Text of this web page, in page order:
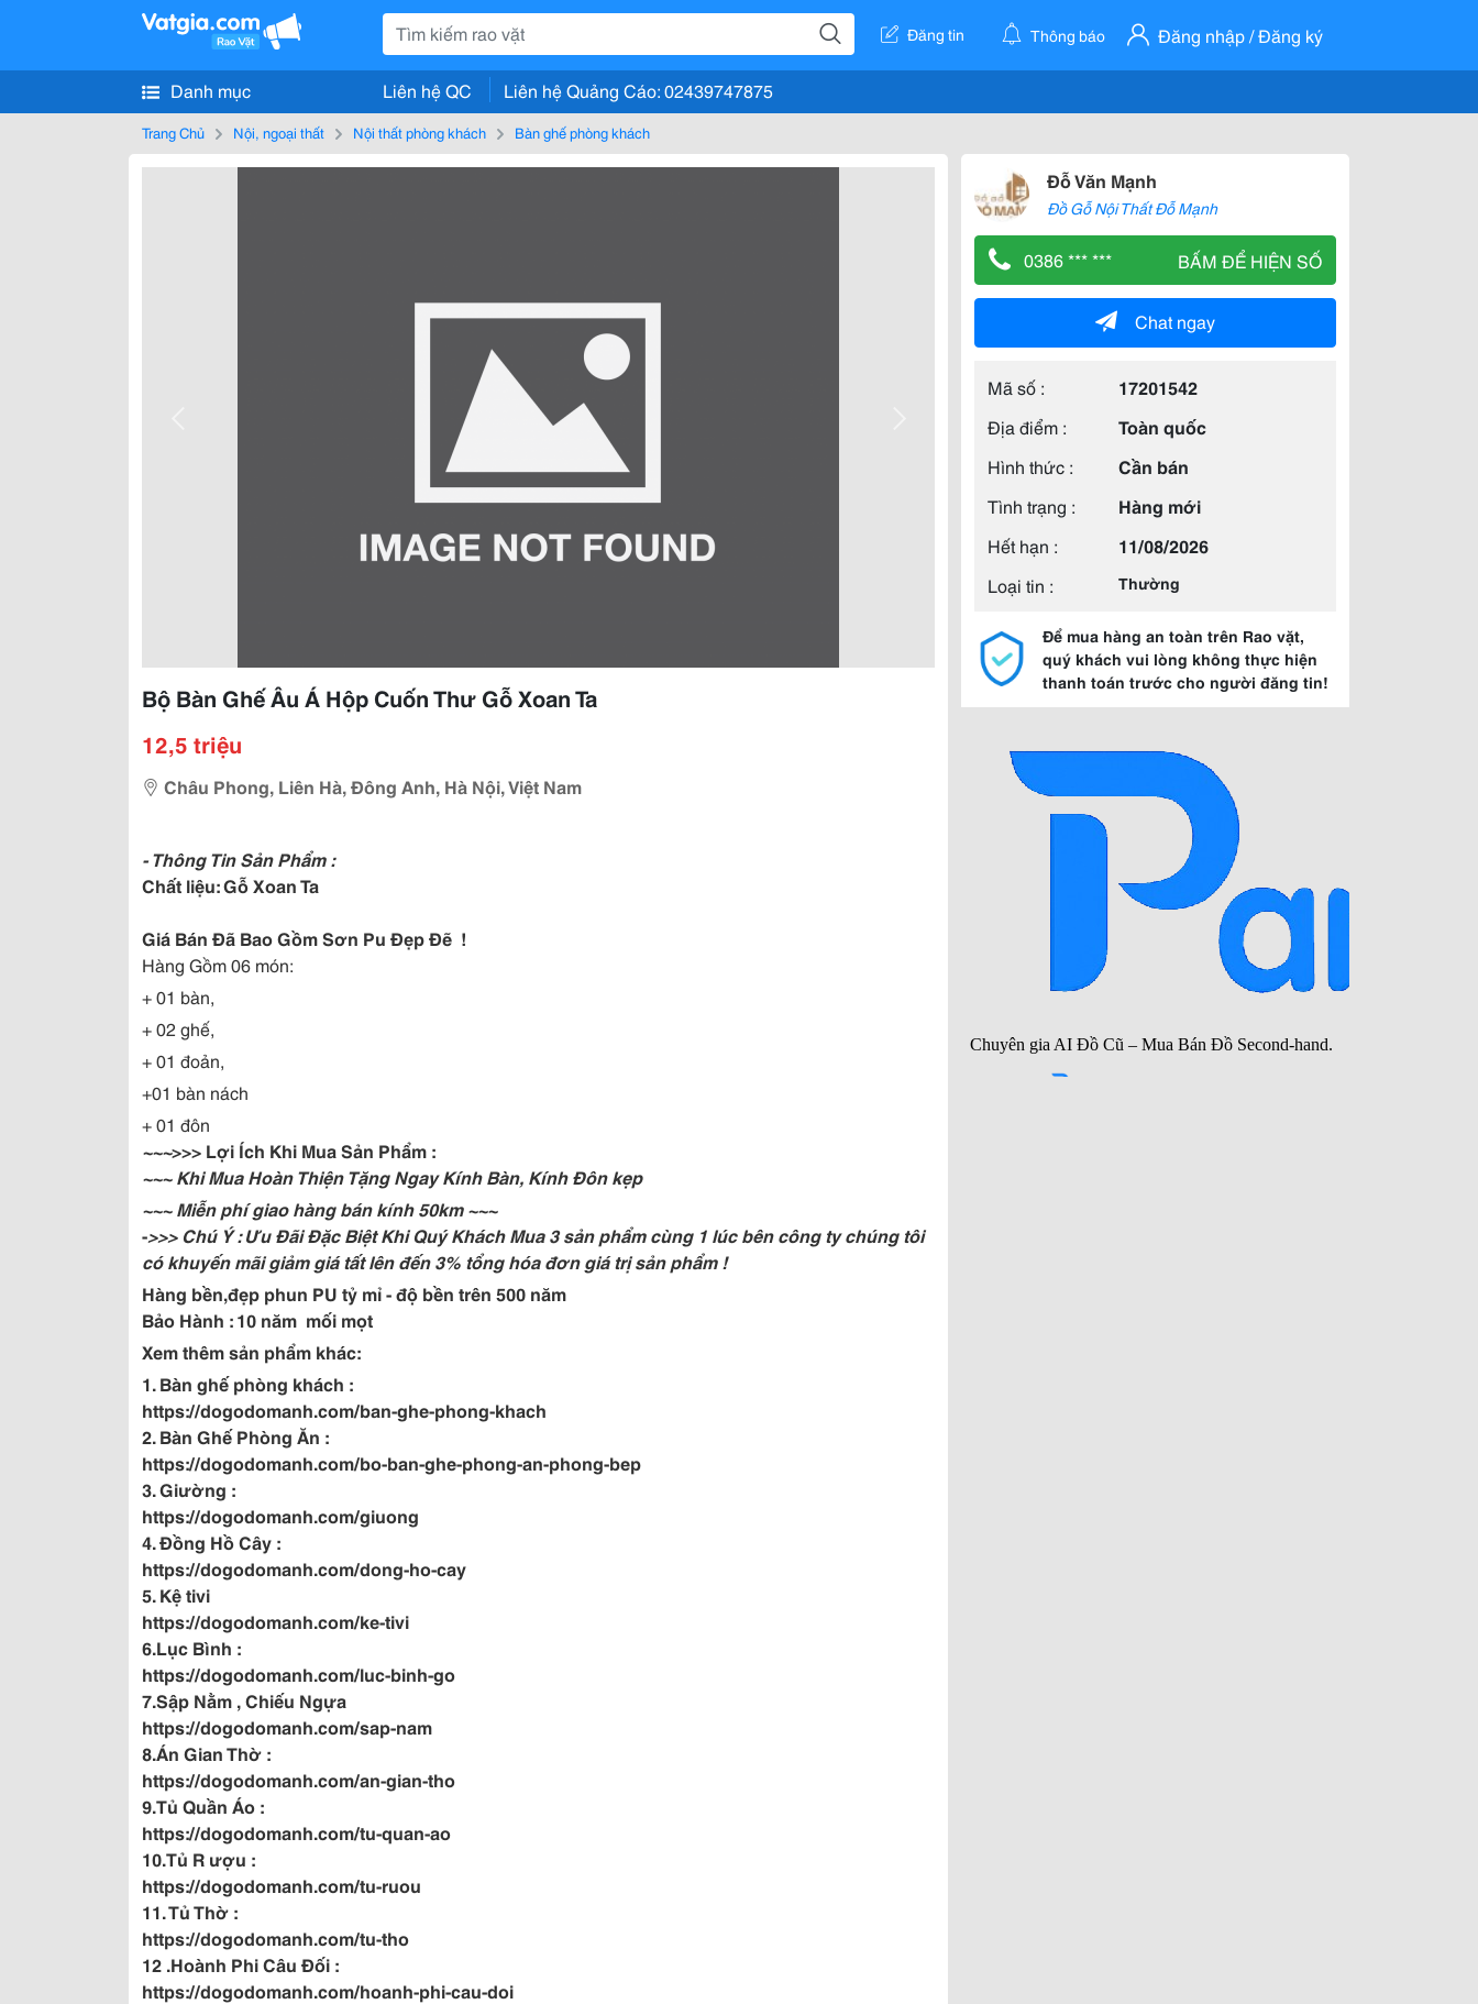
Đăng tin Thông báo Đăng nhập / Đăng ký
Danh mục Liên hệ QC Liên hệ Quảng Cáo: 02439747875
Trang Chủ Nội, ngoại thất Nội thất phòng khách Bàn ghế phòng khách
Bộ Bàn Ghế Âu Á Hộp Cuốn Thư Gỗ Xoan Ta
12,5 triệu
Châu Phong, Liên Hà, Đông Anh, Hà Nội, Việt Nam
- Thông Tin Sản Phẩm :
Chất liệu: Gỗ Xoan Ta
Giá Bán Đã Bao Gồm Sơn Pu Đẹp Đẽ !
Hàng Gồm 06 món:
+ 01 bàn,
+ 02 ghế,
+ 01 đoản,
+01 bàn nách
+ 01 đôn
~~~>>> Lợi Ích Khi Mua Sản Phẩm :
~~~ Khi Mua Hoàn Thiện Tặng Ngay Kính Bàn, Kính Đôn kẹp
~~~ Miễn phí giao hàng bán kính 50km ~~~
->>> Chú Ý : Ưu Đãi Đặc Biệt Khi Quý Khách Mua 3 sản phẩm cùng 1 lúc bên công ty chúng tôi
có khuyến mãi giảm giá tất lên đến 3% tổng hóa đơn giá trị sản phẩm !
Hàng bền,đẹp phun PU tỷ mỉ - độ bền trên 500 năm
Bảo Hành : 10 năm mối mọt
Xem thêm sản phẩm khác:
1. Bàn ghế phòng khách :
https://dogodomanh.com/ban-ghe-phong-khach
2. Bàn Ghế Phòng Ăn :
https://dogodomanh.com/bo-ban-ghe-phong-an-phong-bep
3. Giường :
https://dogodomanh.com/giuong
4. Đồng Hồ Cây :
https://dogodomanh.com/dong-ho-cay
5. Kệ tivi
https://dogodomanh.com/ke-tivi
6.Lục Bình :
https://dogodomanh.com/luc-binh-go
7.Sập Nằm , Chiếu Ngựa
https://dogodomanh.com/sap-nam
8.Án Gian Thờ :
https://dogodomanh.com/an-gian-tho
9.Tủ Quần Áo :
https://dogodomanh.com/tu-quan-ao
10.Tủ R ượu :
https://dogodomanh.com/tu-ruou
11. Tủ Thờ :
https://dogodomanh.com/tu-tho
12 .Hoành Phi Câu Đối :
https://dogodomanh.com/hoanh-phi-cau-doi
Đỗ Văn Mạnh
Đồ Gỗ Nội Thất Đỗ Mạnh
0386 *** *** BẤM ĐỂ HIỆN SỐ
Chat ngay
Mã số :
17201542
Địa điểm :
Toàn quốc
Hình thức :
Cần bán
Tình trạng :
Hàng mới
Hết hạn :
11/08/2026
Loại tin :
Thường
Để mua hàng an toàn trên Rao vặt,
quý khách vui lòng không thực hiện
thanh toán trước cho người đăng tin!